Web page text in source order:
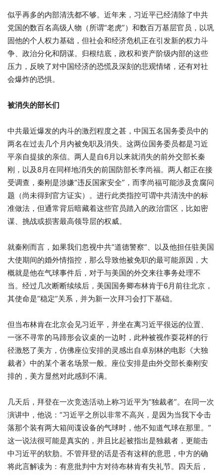
似乎再多的内部清洗都不够。近年来，习近平已经清除了中共
党国的数百名高级人物（所谓“老虎”）和数百万基层官员，以巩
固他的个人权力基础，但社会和经济危机正在引发新的权力斗
争、政治分化和阴谋。归根结底，政权和资产阶级内部的这些
压力，反映了对中国经济的恐慌及深刻的悲观情绪，还有对社
会爆炸的恐惧。
被消失的部长们
中共最近爆发的内斗的激烈程度之甚，中国五名国务委员中的
两名在过去几个月内被免职及消失。这两位国务委员都是习近
平亲自提拔的亲信。两人是自6月以来就消失的前外交部长秦
刚，以及8月在同样地消失的前国防部长李尚福。两人都正在接
受调查，秦刚是涉嫌“违反国家安全”，而李尚福可能涉及贪腐问
题（尚未得到官方证实）。进行此类指控可谓中共清洗中的标
准做法，但通常背后暗藏着这些官员踏入的政治雷区，比如密
谋、挑战或损害最高领导层的权威。
就秦刚而言，如果我们忽视中共“道德警察”、以及他担任驻美国
大使期间的婚外情指控，那么导致他被免职的最可能原因，大
概就是他在气球事件后，对于与美国的外交来往事务处理不
当。经过几次断断续续后，美国国务卿布林肯于6月前往北京，
其使命是“稳定”关系，并为新一次拜习会打下基础。
但当布林肯在北京会见习近平，并坐在离习近平很远的位置、
一张不寻常的马蹄形会议桌的一边时，此种被视作耍花样的行
径激怒了美方，仿佛座位安排的灵感出自卓别林的电影《大独
裁者》中的某个著名场景一般。座位安排是由外交部长秦刚安
排的，美方显然对此感到不满。
几天后，拜登在一次竞选活动上称习近平为“独裁者”。在同一次
演讲中，他说：“习近平之所以非常不高兴，是因为当我下令击
落那个装有两大箱间谍设备的气球时，他不知道气球在那里。”
这一说法很可能是真实的，并且比起被指出是独裁者，更能击
中习近平的软肋。不管拜登的话是否有这样的意思，中方的确
将此言解读为：有意批判中方对待布林肯有失礼节。四天后，